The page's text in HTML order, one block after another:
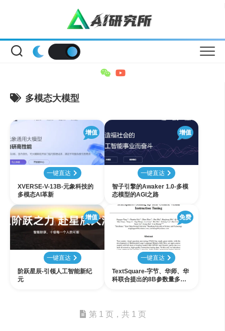
多模态大模型
增值
一键直达
XVERSE-V-13B-元象科技的
多模态AI革新
增值
一键直达
智子引擎的Awaker 1.0-多模
态模型的AGI之路
增值
一键直达
阶跃星辰-引领人工智能新纪
元
免费
一键直达
TextSquare-字节、华师、华
科联合提出的8B参数量多模
第 1 页，共 1 页